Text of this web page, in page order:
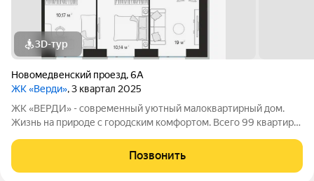
3D-тур
Новомедвенский проезд,6А
ЖК «Верди», 3 квартал 2025
ЖК «ВЕРДИ» - современный уютный малоквартирный дом.
Жизнь на природе с городским комфортом. Всего 99 квартир!
не готов отказываться от благ цивилизации. Комплекс
расположен в одном из самых
Позвонить